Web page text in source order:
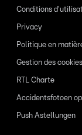
Conditions
Privacy
Politique en
Gestion des cookies
RTL Charte
Accidentsfotoen
Push Astellungen